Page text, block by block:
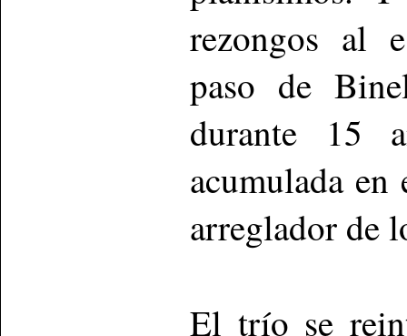
rezongos al
paso de
durante 15
acumulada
arreglador de
El trío se